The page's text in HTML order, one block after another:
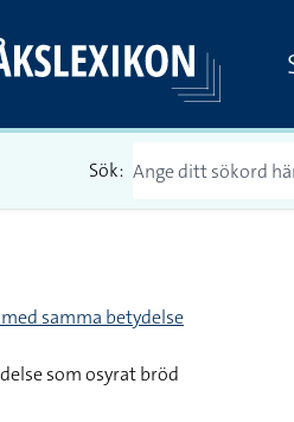
Sök:
samma betydelse
som osyrat bröd